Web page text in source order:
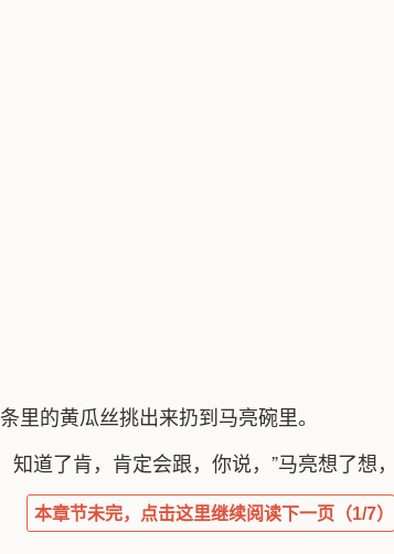
里的黄瓜丝挑出来扔到马亮碗里。
道了肯，肯定会跟，你说，”马亮想了想
本章节未完，点击这里继续阅读下一页（1/7）